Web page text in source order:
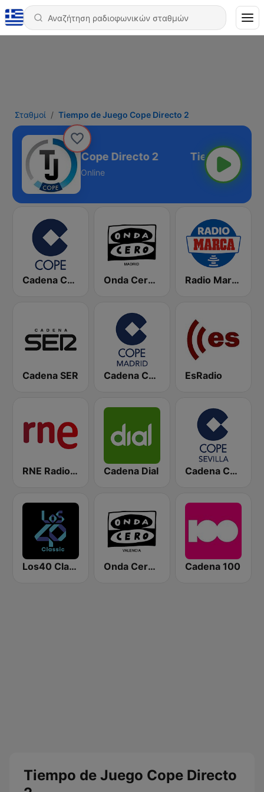
Σταθμοί Tiempo de Juego Cope Directo 2
de Juego Cope Directo 2
Online
Cadena COPE Onda Cero Madrid Radio Marca Nacional
Cadena SER Cadena COPE Madrid EsRadio
RNE Radio Nacional Cadena Dial Cadena COPE Sevilla
Los40 Classic Onda Cero Valencia Cadena 100
Tiempo de Juego Cope Directo